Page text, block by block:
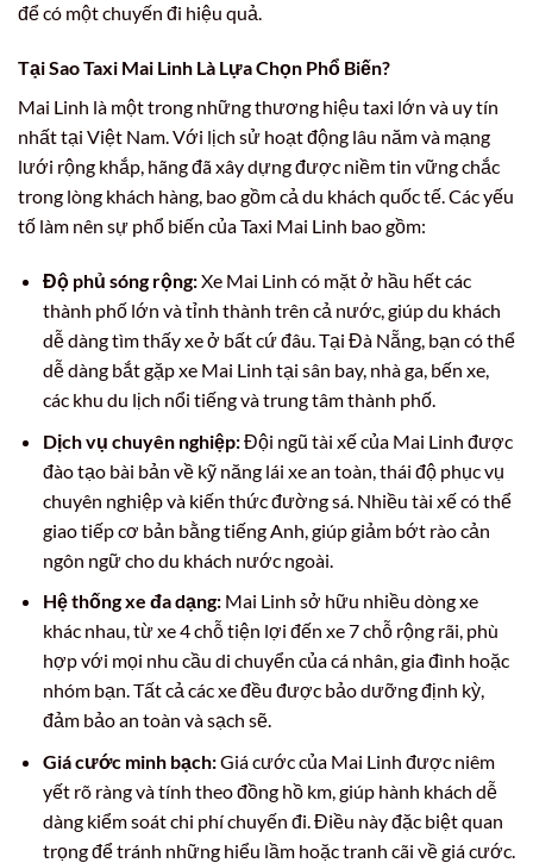
để có một chuyến đi hiệu quả.
Tại Sao Taxi Mai Linh Là Lựa Chọn Phổ Biến?
Mai Linh là một trong những thương hiệu taxi lớn và uy tín
nhất tại Việt Nam. Với lịch sử hoạt động lâu năm và mạng
lưới rộng khắp, hãng đã xây dựng được niềm tin vững chắc
trong lòng khách hàng, bao gồm cả du khách quốc tế. Các yếu
tố làm nên sự phổ biến của Taxi Mai Linh bao gồm:
Độ phủ sóng rộng:Xe Mai Linh có mặt ở hầu hết các
thành phố lớn và tỉnh thành trên cả nước, giúp du khách
dễ dàng tìm thấy xe ở bất cứ đâu. Tại Đà Nẵng, bạn có thể
dễ dàng bắt gặp xe Mai Linh tại sân bay, nhà ga, bến xe,
các khu du lịch nổi tiếng và trung tâm thành phố.
Dịch vụ chuyên nghiệp:Đội ngũ tài xế của Mai Linh được
đào tạo bài bản về kỹ năng lái xe an toàn, thái độ phục vụ
chuyên nghiệp và kiến thức đường sá. Nhiều tài xế có thể
giao tiếp cơ bản bằng tiếng Anh, giúp giảm bớt rào cản
ngôn ngữ cho du khách nước ngoài.
Hệ thống xe đa dạng:Mai Linh sở hữu nhiều dòng xe
khác nhau, từ xe 4 chỗ tiện lợi đến xe 7 chỗ rộng rãi, phù
hợp với mọi nhu cầu di chuyển của cá nhân, gia đình hoặc
nhóm bạn. Tất cả các xe đều được bảo dưỡng định kỳ,
đảm bảo an toàn và sạch sẽ.
Giá cước minh bạch:Giá cước của Mai Linh được niêm
yết rõ ràng và tính theo đồng hồ km, giúp hành khách dễ
dàng kiểm soát chi phí chuyến đi. Điều này đặc biệt quan
trọng để tránh những hiểu lầm hoặc tranh cãi về giá cước.